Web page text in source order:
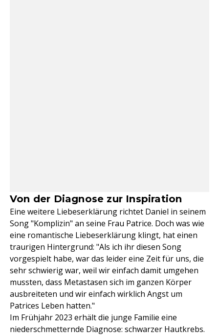
Von der Diagnose zur Inspiration
Eine weitere Liebeserklärung richtet Daniel in seinem
Song "Komplizin" an seine Frau Patrice. Doch was wie
eine romantische Liebeserklärung klingt, hat einen
traurigen Hintergrund: "Als ich ihr diesen Song
vorgespielt habe, war das leider eine Zeit für uns, die
sehr schwierig war, weil wir einfach damit umgehen
mussten, dass Metastasen sich im ganzen Körper
ausbreiteten und wir einfach wirklich Angst um
Patrices Leben hatten."
Im Frühjahr 2023 erhält die junge Familie eine
niederschmetternde Diagnose: schwarzer Hautkrebs.